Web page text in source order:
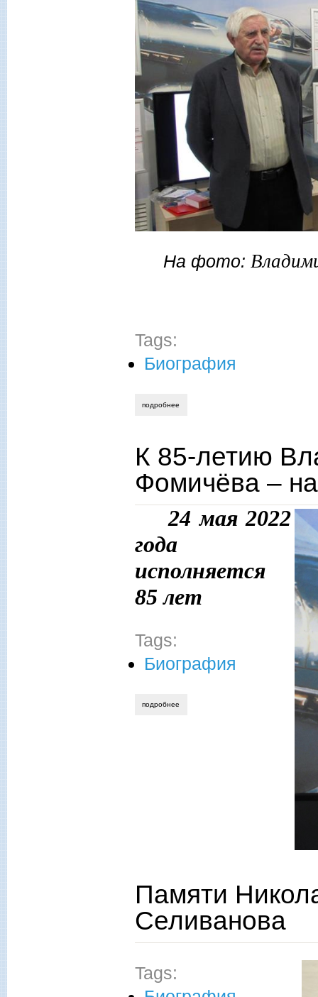
На фото:
Tags:
Биография
подробнее
К 85-летию
Фомичёва –
24 мая 2022
года
исполняется
85 лет
Tags:
Биография
подробнее о к 85-летию владимира
Памяти
Селиванова
Tags: